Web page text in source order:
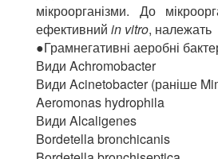
мікроорганізми. До
ефективнийin vitro, належать
●Грамнегативні аеробні
Види Achromobacter
Види Acinetobacter (раніше
Aeromonas hydrophila
Види Alcaligenes
Bordetella bronchicanis